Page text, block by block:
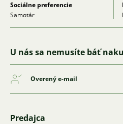
Sociálne preferencie
Samotár
U nás sa nemusíte báť
Overený e-mail
Predajca